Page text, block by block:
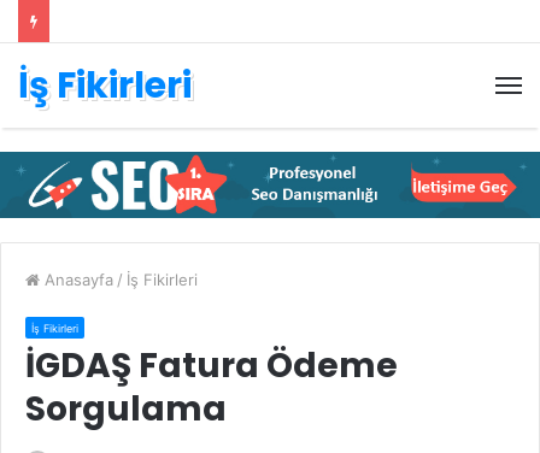
İş Fikirleri
Anasayfa / İş Fikirleri
İş Fikirleri
İGDAŞ Fatura Ödeme
Sorgulama